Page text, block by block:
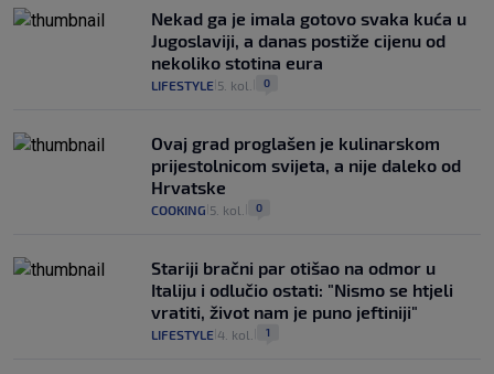
Nekad ga je imala gotovo svaka kuća u
Jugoslaviji, a danas postiže cijenu od
nekoliko stotina eura
LIFESTYLE 5. kol. 0
Ovaj grad proglašen je kulinarskom
prijestolnicom svijeta, a nije daleko od
Hrvatske
COOKING 5. kol. 0
Stariji bračni par otišao na odmor u
Italiju i odlučio ostati: "Nismo se htjeli
vratiti, život nam je puno jeftiniji"
LIFESTYLE 4. kol. 1